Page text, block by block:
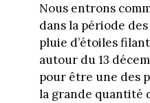
Nous entrons
dans la période
pluie d’étoiles
autour du 13
pour être une des
la grande quantité